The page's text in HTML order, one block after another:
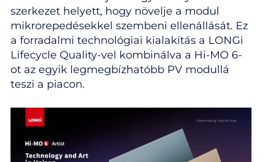
szerkezet helyett, hogy növelje a modul
mikrorepedésekkel szembeni ellenállását. Ez
a forradalmi technológiai kialakítás a LONGi
Lifecycle Quality-vel kombinálva a Hi-MO 6-
ot az egyik legmegbízhatóbb PV modullá
teszi a piacon.